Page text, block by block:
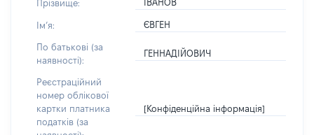
Прізвище: ІВАНОВ
Імʼя: ЄВГЕН
По батькові (за
наявності):
ГЕННАДІЙОВИЧ
Реєстраційний
номер облікової
картки платника
податків (за
[Конфіденційна інформація]